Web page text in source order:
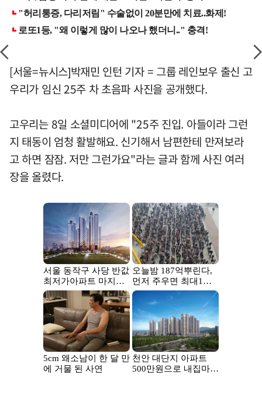
[서울=뉴시스]박재민 인턴 기자 = 그룹 레인보우 출신 고
우리가 임신 25주 차 초음파 사진을 공개했다.
고우리는 8일 소셜미디어에 "25주 진입. 아들이라 그런
지 태동이 엄청 활발해요. 신기해서 남편한테 만져보라
고 하면 잠잠. 저만 그런가요"라는 글과 함께 사진 여러
장을 올렸다.